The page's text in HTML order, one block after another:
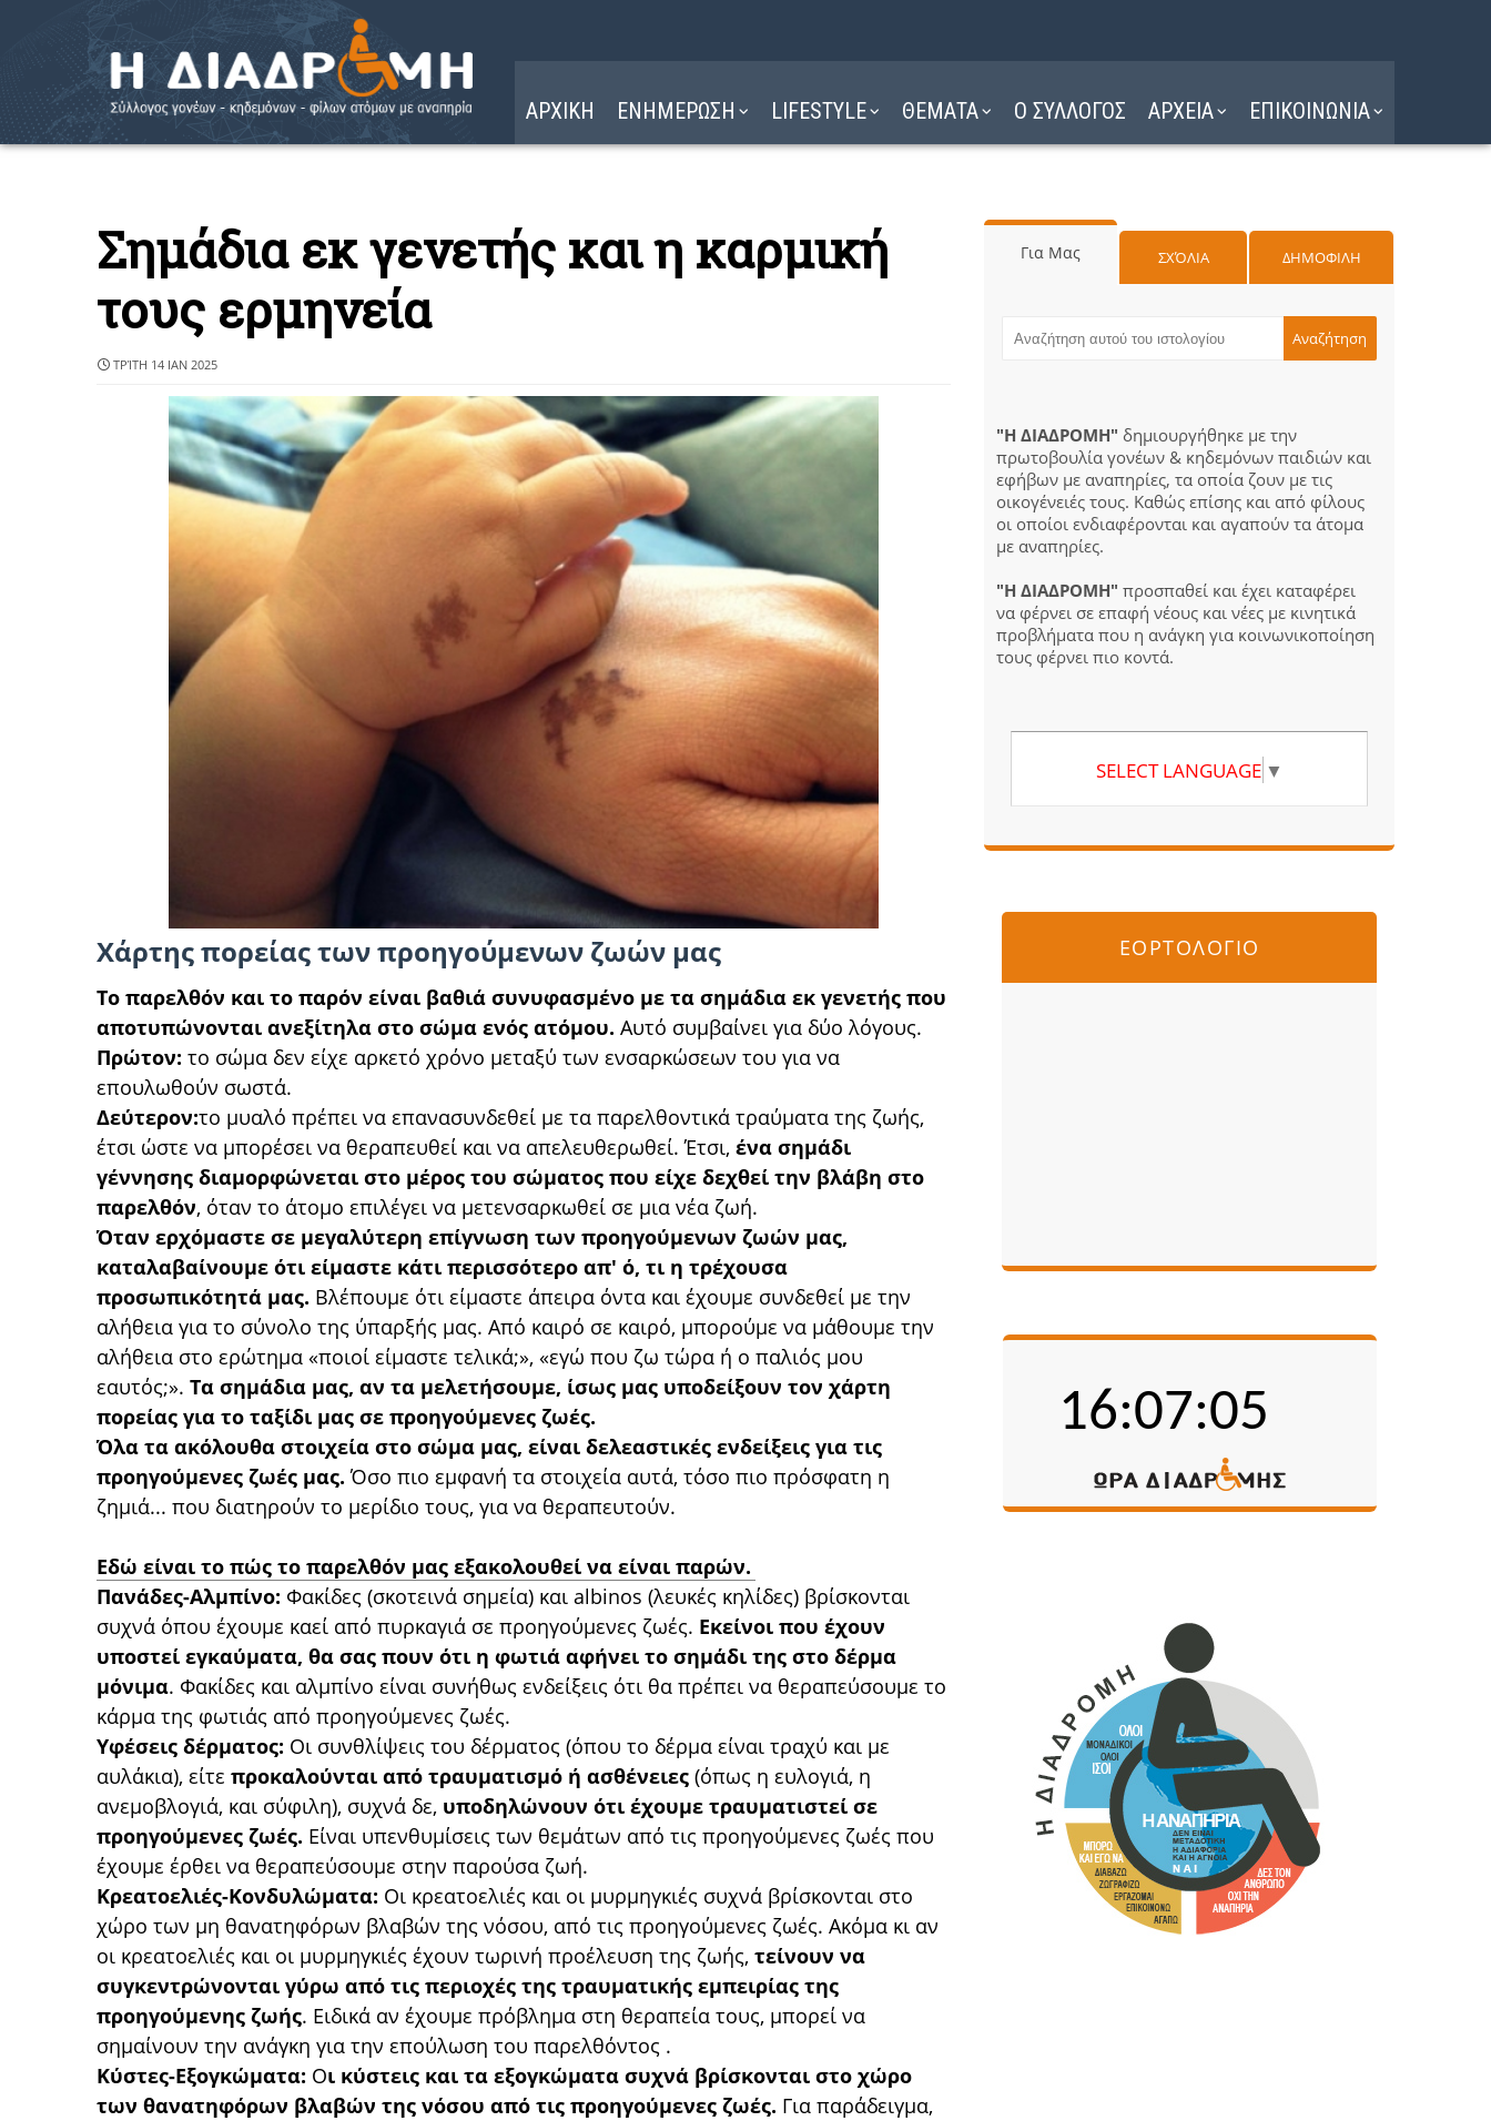
ΑΡΧΙΚΗ ΕΝΗΜΕΡΩΣΗ LIFESTYLE ΘΕΜΑΤΑ Ο ΣΥΛΛΟΓΟΣ ΑΡΧΕΙΑ ΕΠΙΚΟΙΝΩΝΙΑ
Σημάδια εκ γενετής και η καρμική
τους ερμηνεία
ΤΡΊΤΗ 14 ΙΑΝ 2025
Χάρτης πορείας των προηγούμενων ζωών μας
Το παρελθόν και το παρόν είναι βαθιά συνυφασμένο με τα σημάδια εκ γενετής που
αποτυπώνονται ανεξίτηλα στο σώμα ενός ατόμου. Αυτό συμβαίνει για δύο λόγους.
Πρώτον: το σώμα δεν είχε αρκετό χρόνο μεταξύ των ενσαρκώσεων του για να
επουλωθούν σωστά.
Δεύτερον:το μυαλό πρέπει να επανασυνδεθεί με τα παρελθοντικά τραύματα της ζωής,
έτσι ώστε να μπορέσει να θεραπευθεί και να απελευθερωθεί. Έτσι, ένα σημάδι
γέννησης διαμορφώνεται στο μέρος του σώματος που είχε δεχθεί την βλάβη στο
παρελθόν, όταν το άτομο επιλέγει να μετενσαρκωθεί σε μια νέα ζωή.
Όταν ερχόμαστε σε μεγαλύτερη επίγνωση των προηγούμενων ζωών μας,
καταλαβαίνουμε ότι είμαστε κάτι περισσότερο απ' ό, τι η τρέχουσα
προσωπικότητά μας. Βλέπουμε ότι είμαστε άπειρα όντα και έχουμε συνδεθεί με την
αλήθεια για το σύνολο της ύπαρξής μας. Από καιρό σε καιρό, μπορούμε να μάθουμε την
αλήθεια στο ερώτημα «ποιοί είμαστε τελικά;», «εγώ που ζω τώρα ή ο παλιός μου
εαυτός;». Τα σημάδια μας, αν τα μελετήσουμε, ίσως μας υποδείξουν τον χάρτη
πορείας για το ταξίδι μας σε προηγούμενες ζωές.
Όλα τα ακόλουθα στοιχεία στο σώμα μας, είναι δελεαστικές ενδείξεις για τις
προηγούμενες ζωές μας. Όσο πιο εμφανή τα στοιχεία αυτά, τόσο πιο πρόσφατη η
ζημιά... που διατηρούν το μερίδιο τους, για να θεραπευτούν.
Εδώ είναι το πώς το παρελθόν μας εξακολουθεί να είναι παρών.
Πανάδες-Αλμπίνο: Φακίδες (σκοτεινά σημεία) και albinos (λευκές κηλίδες) βρίσκονται
συχνά όπου έχουμε καεί από πυρκαγιά σε προηγούμενες ζωές. Εκείνοι που έχουν
υποστεί εγκαύματα, θα σας πουν ότι η φωτιά αφήνει το σημάδι της στο δέρμα
μόνιμα. Φακίδες και αλμπίνο είναι συνήθως ενδείξεις ότι θα πρέπει να θεραπεύσουμε το
κάρμα της φωτιάς από προηγούμενες ζωές.
Υφέσεις δέρματος: Οι συνθλίψεις του δέρματος (όπου το δέρμα είναι τραχύ και με
αυλάκια), είτε προκαλούνται από τραυματισμό ή ασθένειες (όπως η ευλογιά, η
ανεμοβλογιά, και σύφιλη), συχνά δε, υποδηλώνουν ότι έχουμε τραυματιστεί σε
προηγούμενες ζωές. Είναι υπενθυμίσεις των θεμάτων από τις προηγούμενες ζωές που
έχουμε έρθει να θεραπεύσουμε στην παρούσα ζωή.
Κρεατοελιές-Κονδυλώματα: Οι κρεατοελιές και οι μυρμηγκιές συχνά βρίσκονται στο
χώρο των μη θανατηφόρων βλαβών της νόσου, από τις προηγούμενες ζωές. Ακόμα κι αν
οι κρεατοελιές και οι μυρμηγκιές έχουν τωρινή προέλευση της ζωής, τείνουν να
συγκεντρώνονται γύρω από τις περιοχές της τραυματικής εμπειρίας της
προηγούμενης ζωής. Ειδικά αν έχουμε πρόβλημα στη θεραπεία τους, μπορεί να
σημαίνουν την ανάγκη για την επούλωση του παρελθόντος .
Κύστες-Εξογκώματα: Οι κύστεις και τα εξογκώματα συχνά βρίσκονται στο χώρο
των θανατηφόρων βλαβών της νόσου από τις προηγούμενες ζωές. Για παράδειγμα,
Για Μας ΣΧΌΛΙΑ ΔΗΜΟΦΙΛΗ
"Η ΔΙΑΔΡΟΜΗ" δημιουργήθηκε με την
πρωτοβουλία γονέων & κηδεμόνων παιδιών και
εφήβων με αναπηρίες, τα οποία ζουν με τις
οικογένειές τους. Καθώς επίσης και από φίλους
οι οποίοι ενδιαφέρονται και αγαπούν τα άτομα
με αναπηρίες.
"Η ΔΙΑΔΡΟΜΗ" προσπαθεί και έχει καταφέρει
να φέρνει σε επαφή νέους και νέες με κινητικά
προβλήματα που η ανάγκη για κοινωνικοποίηση
τους φέρνει πιο κοντά.
SELECT LANGUAGE ▼
ΕΟΡΤΟΛΟΓΙΟ